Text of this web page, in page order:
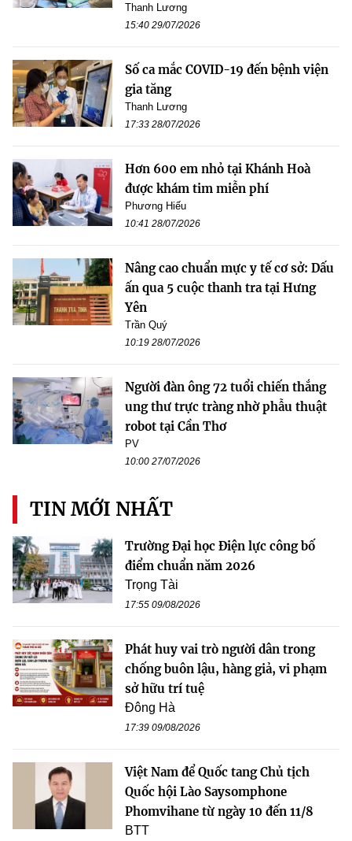
Thanh Lương
15:40 29/07/2026
Số ca mắc COVID-19 đến bệnh viện
gia tăng
Thanh Lương
17:33 28/07/2026
Hơn 600 em nhỏ tại Khánh Hoà
được khám tim miễn phí
Phương Hiếu
10:41 28/07/2026
Nâng cao chuẩn mực y tế cơ sở: Dấu
ấn qua 5 cuộc thanh tra tại Hưng
Yên
Trần Quý
10:19 28/07/2026
Người đàn ông 72 tuổi chiến thắng
ung thư trực tràng nhờ phẫu thuật
robot tại Cần Thơ
PV
10:00 27/07/2026
TIN MỚI NHẤT
Trường Đại học Điện lực công bố
điểm chuẩn năm 2026
Trọng Tài
17:55 09/08/2026
Phát huy vai trò người dân trong
chống buôn lậu, hàng giả, vi phạm
sở hữu trí tuệ
Đông Hà
17:39 09/08/2026
Việt Nam để Quốc tang Chủ tịch
Quốc hội Lào Saysomphone
Phomvihane từ ngày 10 đến 11/8
BTT